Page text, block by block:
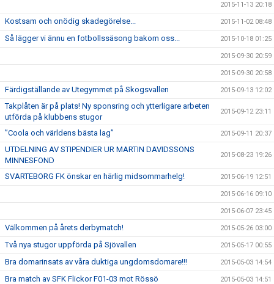
2015-11-13 20:18
Kostsam och onödig skadegörelse... 2015-11-02 08:48
Så lägger vi ännu en fotbollssäsong bakom oss... 2015-10-18 01:25
2015-09-30 20:59
2015-09-30 20:58
Färdigställande av Utegymmet på Skogsvallen 2015-09-13 12:02
Takplåten är på plats! Ny sponsring och ytterligare arbeten
utförda på klubbens stugor
2015-09-12 23:11
”Coola och världens bästa lag” 2015-09-11 20:37
UTDELNING AV STIPENDIER UR MARTIN DAVIDSSONS
MINNESFOND
2015-08-23 19:26
SVARTEBORG FK önskar en härlig midsommarhelg! 2015-06-19 12:51
2015-06-16 09:10
2015-06-07 23:45
Välkommen på årets derbymatch! 2015-05-26 03:00
Två nya stugor uppförda på Sjövallen 2015-05-17 00:55
Bra domarinsats av våra duktiga ungdomsdomare!!! 2015-05-03 14:54
Bra match av SFK Flickor F01-03 mot Rössö 2015-05-03 14:51